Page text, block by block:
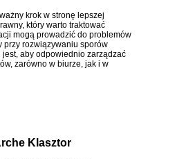
krok w stronę lepszej
który warto traktować
mogą prowadzić do problemów
przy rozwiązywaniu sporów
aby odpowiednio zarządzać
zarówno w biurze, jak i w
Klasztor